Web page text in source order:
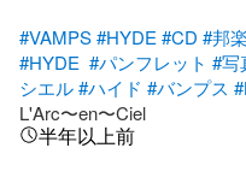
#VAMPS#HYDE #CD #邦楽
#HYDE #パンフレット #写
シエル#ハイド #バンプス
L'Arc〜en〜Ciel
半年以上前